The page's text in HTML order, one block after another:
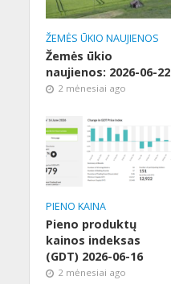
ŽEMĖS ŪKIO NAUJIENOS
Žemės ūkio
naujienos: 2026-06-22
2 mėnesiai ago
PIENO KAINA
Pieno produktų
kainos indeksas
(GDT) 2026-06-16
2 mėnesiai ago